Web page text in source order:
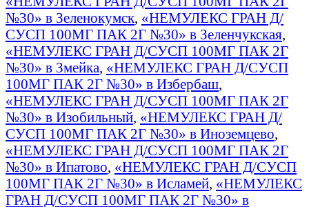
№30» в Зеленокумск, «НЕМУЛЕКС ГРАН Д/
СУСП 100МГ ПАК 2Г №30» в Зеленчукская,
«НЕМУЛЕКС ГРАН Д/СУСП 100МГ ПАК 2Г
№30» в Змейка, «НЕМУЛЕКС ГРАН Д/СУСП
100МГ ПАК 2Г №30» в Избербаш,
«НЕМУЛЕКС ГРАН Д/СУСП 100МГ ПАК 2Г
№30» в Изобильный, «НЕМУЛЕКС ГРАН Д/
СУСП 100МГ ПАК 2Г №30» в Иноземцево,
«НЕМУЛЕКС ГРАН Д/СУСП 100МГ ПАК 2Г
№30» в Ипатово, «НЕМУЛЕКС ГРАН Д/СУСП
100МГ ПАК 2Г №30» в Исламей, «НЕМУЛЕКС
ГРАН Д/СУСП 100МГ ПАК 2Г №30» в